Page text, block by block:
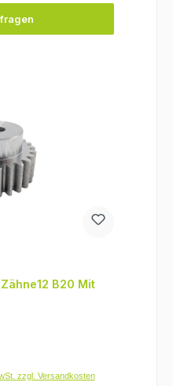
B20 Mit
zzgl. Versandkosten